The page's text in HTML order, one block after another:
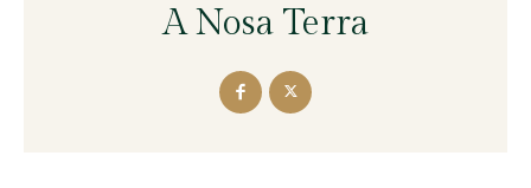
A Nosa Terra